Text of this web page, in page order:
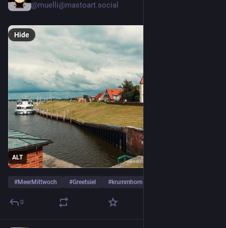
@muelli@mastoart.social
ALT
Hide
#MeerMittwoch #Greetsiel #krummhorn
0